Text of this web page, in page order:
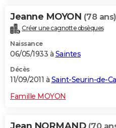
Jeanne MOYON (78 ans)
Créer une cagnotte obsèques
Naissance
06/05/1933 à Saintes
Décès
11/09/2011 à Saint-Seurin-de-
Famille MOYON